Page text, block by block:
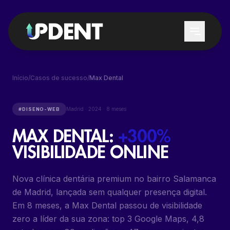
SERVIÇOS
GERAÇÃO DE LEADS
POSICIONAMENTO NO GOOGLE E
CHATGPT
SEO LOCAL DENTAL
GOOGLE ADS DENTAL
REATIVAÇÃO DE PACIENTES
A QUEM SERVIMOS
CLÍNICAS DENTÁRIAS
DENTISTAS
SERVIÇOS DENTÁRIOS
FORMAÇÃO
Início/Casos de sucesso/Max Dental
#DISENO-WEB Madrid · 2024 · 8 meses
MAX DENTAL: +300%
VISIBILIDADE ONLINE
Nova clínica dentária premium no bairro Salamanca
de Madrid, lançada sem qualquer presença digital.
Em 8 meses, a Max Dental passou de visibilidade
zero a líder da sua zona: top 3 Google Maps, 4,8